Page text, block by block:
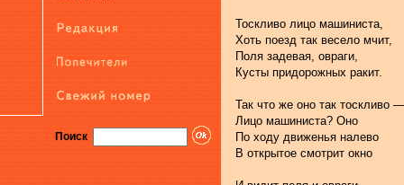
Поиск
Тоскливо лицо машиниста,
Хоть поезд так весело мчит,
Поля задевая, овраги,
Кусты придорожных ракит.
Так что же оно так тоскливо —
Лицо машиниста? Оно
По ходу движенья налево
В открытое смотрит окно